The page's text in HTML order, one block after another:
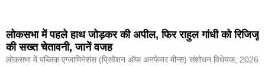
लोकसभा में पहले हाथ जोड़कर की अपील, फिर राहुल गांधी को रिजिजू
की सख्त चेतावनी, जानें वजह
लोकसभा में पब्लिक एग्जामिनेशंस (प्रिवेंशन ऑफ अनफेयर मीन्स) संशोधन विधेयक, 2026